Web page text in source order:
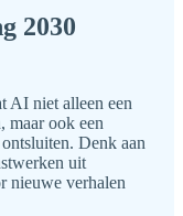
2030
AI niet alleen een
maar ook een
Denk aan
uit
nieuwe verhalen